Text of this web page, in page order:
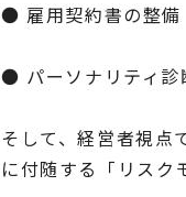
● 雇用契約書の整備
● パーソナリティ診
そして、経営者視
に付随する「リスク